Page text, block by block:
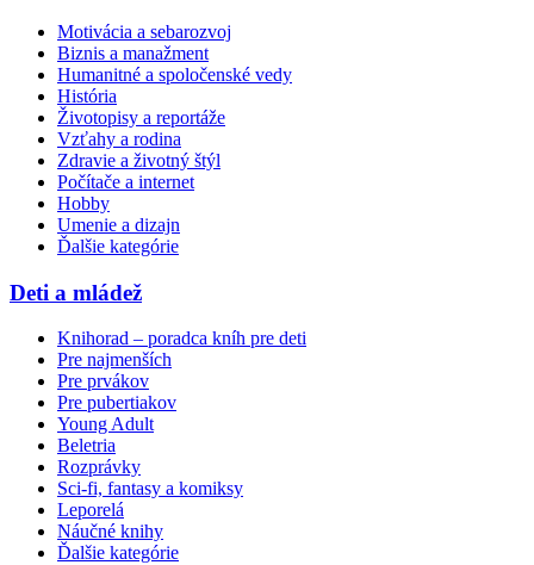
Motivácia a sebarozvoj
Biznis a manažment
Humanitné a spoločenské vedy
História
Životopisy a reportáže
Vzťahy a rodina
Zdravie a životný štýl
Počítače a internet
Hobby
Umenie a dizajn
Ďalšie kategórie
Deti a mládež
Knihorad – poradca kníh pre deti
Pre najmenších
Pre prvákov
Pre pubertiakov
Young Adult
Beletria
Rozprávky
Sci-fi, fantasy a komiksy
Leporelá
Náučné knihy
Ďalšie kategórie